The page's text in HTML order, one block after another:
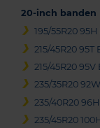
20-inch banden
195/55R20
215/45R20 95T
215/45R20 95V
235/35R20
235/40R20
235/45R20